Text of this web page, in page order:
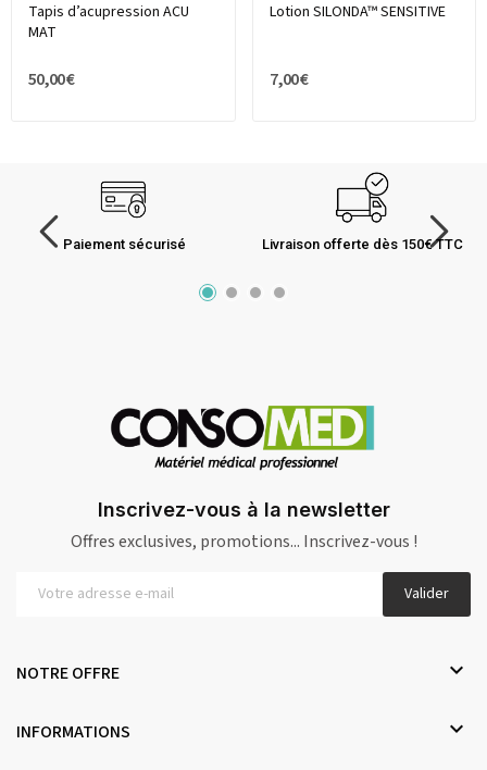
Tapis d’acupression ACU
MAT
50,00 €
Lotion SILONDA™ SENSITIVE
7,00 €
Paiement sécurisé Livraison offerte dès 150€ TTC
Inscrivez-vous à la newsletter
Offres exclusives, promotions... Inscrivez-vous !
Valider
NOTRE OFFRE 
INFORMATIONS 